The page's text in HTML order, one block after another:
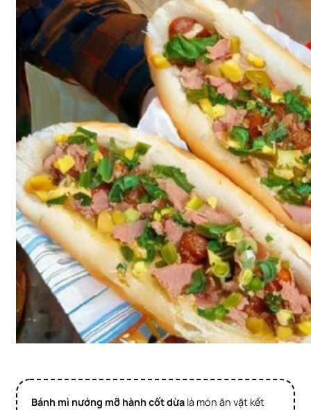
Bánh mì nướng mỡ hành cốt dừa là món ăn vặt kết